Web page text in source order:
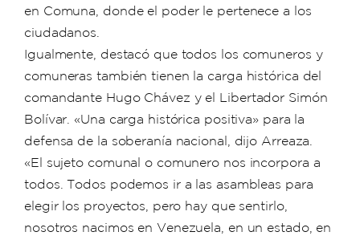
en Comuna, donde el poder le pertenece a los
ciudadanos.
Igualmente, destacó que todos los comuneros y
comuneras también tienen la carga histórica del
comandante Hugo Chávez y el Libertador Simón
Bolívar. «Una carga histórica positiva» para la
defensa de la soberanía nacional, dijo Arreaza.
«El sujeto comunal o comunero nos incorpora a
todos. Todos podemos ir a las asambleas para
elegir los proyectos, pero hay que sentirlo,
nosotros nacimos en Venezuela, en un estado, en